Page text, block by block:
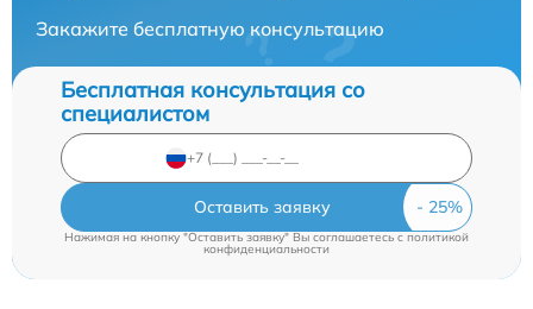
Закажите бесплатную консультацию
Бесплатная консультация со
специалистом
Оставить заявку
Нажимая на кнопку "Оставить заявку" Вы соглашаетесь cполитикой
конфиденциальности